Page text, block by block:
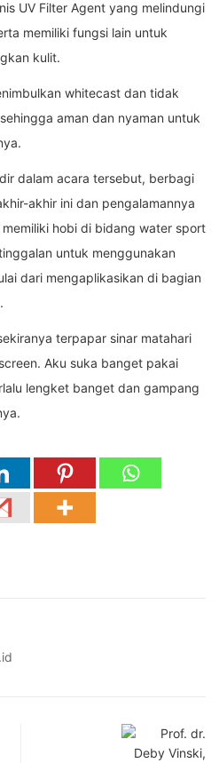
UV Filter Agent yang melindungi
memiliki fungsi lain untuk
kulit.
whitecast dan tidak
aman dan nyaman untuk
dalam acara tersebut, berbagi
akhir ini dan pengalamannya
hobi di bidang water sport
untuk menggunakan
dari mengaplikasikan di bagian
terpapar sinar matahari
Aku suka banget pakai
lengket banget dan gampang